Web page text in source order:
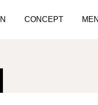
CONCEPT
BLOG 10月は入会金無料